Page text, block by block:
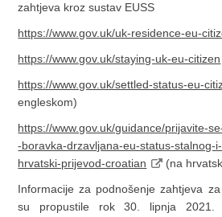
zahtjeva kroz sustav EUSS
https://www.gov.uk/uk-residence-eu-
https://www.gov.uk/staying-uk-eu-citizen
https://www.gov.uk/settled-status-eu-
engleskom)
https://www.gov.uk/guidance/prijavite-
-boravka-drzavljana-eu-status-stalnog-
hrvatski-prijevod-croatian
(na
Informacije za podnošenje zahtjeva
su propustile rok 30. lipnja 2021.